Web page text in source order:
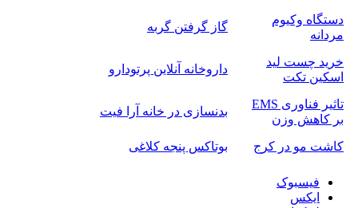
دستگاه وکیوم
مردانه
گاز گرفتن گربه
خرید چست لید
اسکین تکت
داروخانه آنلاین پرتودارو
تاثیر فناوری EMS
بر کاهش وزن
بدنسازی در خانه آرا فیت
کاشت مو در کرج بوتاکس پنجه کلاغی
فیسبوک
ایکس